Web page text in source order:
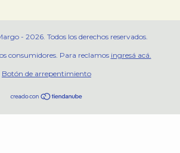
- 2026. Todos los derechos reservados.
consumidores. Para reclamos ingresá acá.
Botón de arrepentimiento